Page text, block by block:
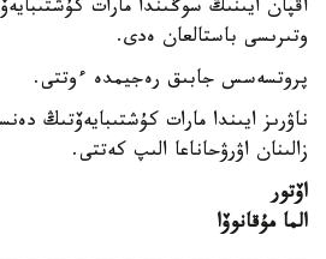
اقپان ايىنىڭ سوڭىندا مارات
وتىرىسى باستالعان ەدى.
پروتسەسس جابىق رەجيمدە ءوتتى.
ناۋرىز ايىندا مارات كۇشتىبايەۆتىڭ
زالىنان اۋرۋحاناعا الىپ كەتتى.
اۆتور
الما مۇقانوۆا